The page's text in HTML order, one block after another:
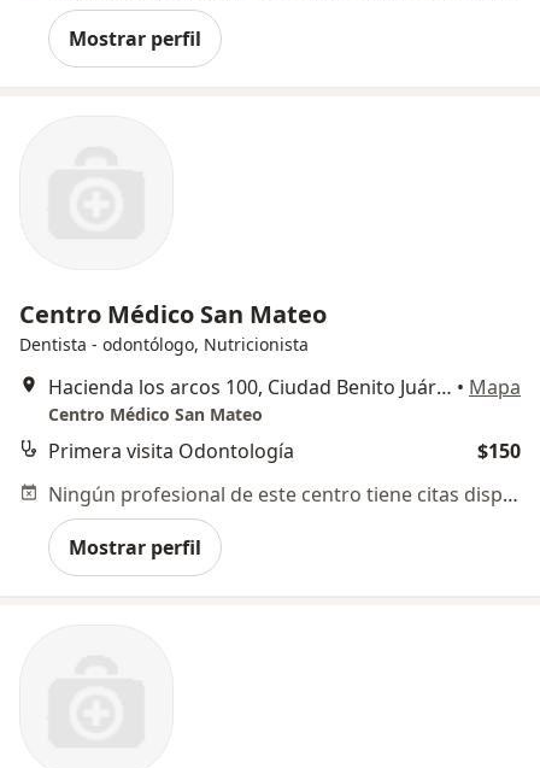
Mostrar perfil
Centro Médico San Mateo
Dentista - odontólogo, Nutricionista
Hacienda los arcos 100, Ciudad Benito Juárez • Mapa
Centro Médico San Mateo
Primera visita Odontología
$150
Ningún profesional de este centro tiene citas disponibles
Mostrar perfil